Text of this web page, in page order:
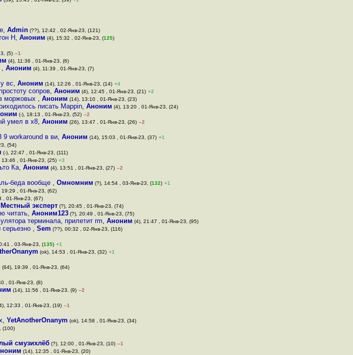
, Admin (??), 12:42 , 02-Янв-23, (121)
Н, Аноним (4), 15:32 , 02-Янв-23, (125)
(5) –1
(4), 11:36 , 01-Янв-23, (6)
, Аноним (4), 11:39 , 01-Янв-23, (7)
вс, Аноним (14), 12:26 , 01-Янв-23, (14) +4
сопров, Аноним (4), 12:45 , 01-Янв-23, (21) +2
моржовых , Аноним (14), 13:10 , 01-Янв-23, (23)
писать Mappin, Аноним (4), 13:20 , 01-Янв-23, (24)
(-), 18:13 , 01-Янв-23, (52) –2
умел в x8, Аноним (26), 13:47 , 01-Янв-23, (26) –2
9 workaround в ви, Аноним (14), 15:03 , 01-Янв-23, (37) +1
(54)
(-), 22:47 , 01-Янв-23, (111)
13:46 , 01-Янв-23, (25) +3
Ка, Аноним (4), 13:51 , 01-Янв-23, (27) –2
беда вообще , Омномним (?), 14:54 , 03-Янв-23, (132) +1
19:29 , 01-Янв-23, (62)
, 01-Янв-23, (67)
Местный эксперт (?), 20:45 , 01-Янв-23, (74)
читать, Аноним123 (?), 20:49 , 01-Янв-23, (75)
терминала, прилетит rm, Аноним (4), 21:47 , 01-Янв-23, (95)
, Sem (??), 00:32 , 02-Янв-23, (116)
, 03-Янв-23, (135) +1
(ok), 14:53 , 01-Янв-23, (32) +1
(64), 19:39 , 01-Янв-23, (64)
, 01-Янв-23, (8)
(14), 11:56 , 01-Янв-23, (9) –2
12:33 , 01-Янв-23, (19) –1
, YetAnotherOnanym (ok), 14:58 , 01-Янв-23, (34)
(100)
смузихлёб (?), 12:00 , 01-Янв-23, (10) –1
(14), 12:35 , 01-Янв-23, (20)